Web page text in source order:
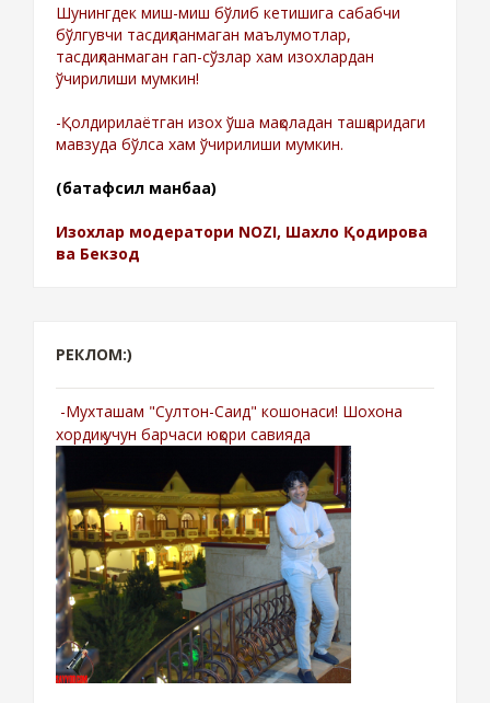
Шунингдек миш-миш бўлиб кетишига сабабчи
бўлгувчи тасдиқланмаган маълумотлар,
тасдиқланмаган гап-сўзлар хам изохлардан
ўчирилиши мумкин!
-Қолдирилаётган изох ўша мақоладан ташқаридаги
мавзуда бўлса хам ўчирилиши мумкин.
(батафсил манбаа)
Изохлар модератори NOZI, Шахло Қодирова
ва Бекзод
РЕКЛОМ:)
-Мухташам "Султон-Саид" кошонаси! Шохона
хордиқ учун барчаси юқори савияда